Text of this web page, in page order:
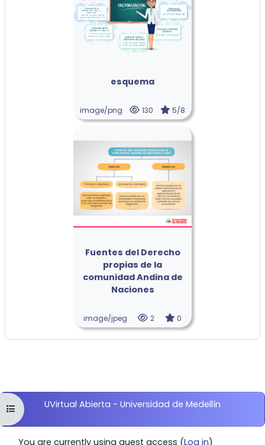
Open course index
esquema
image/png 130 5/8
Fuentes del Derecho
propias de la
comunidad Andina de
Naciones
image/jpeg 2 0
Blocks UVirtual Abierta - Universidad de Medellín
You are currently using guest access (Log in)